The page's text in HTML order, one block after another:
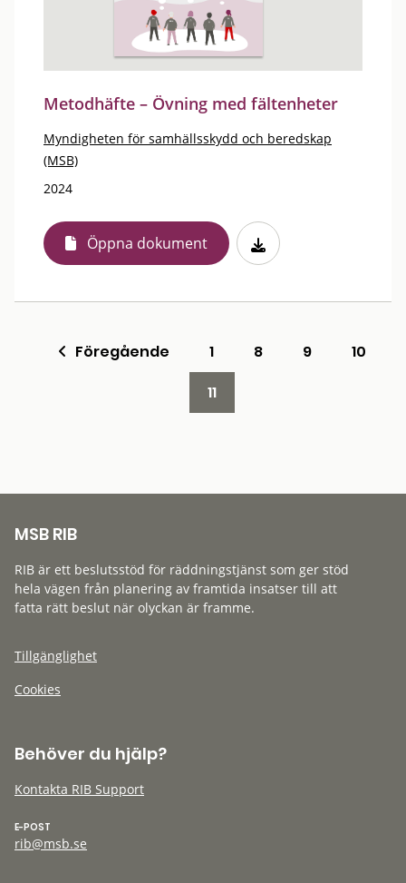
Metodhäfte – Övning med fältenheter
Myndigheten för samhällsskydd och beredskap
(MSB)
2024
Öppna dokument
Föregående 1 8 9
10
11
MSB RIB
RIB är ett beslutsstöd för räddningstjänst som ger stöd
hela vägen från planering av framtida insatser till att
fatta rätt beslut när olyckan är framme.
Tillgänglighet
Cookies
Behöver du hjälp?
Kontakta RIB Support
E-POST
rib@msb.se